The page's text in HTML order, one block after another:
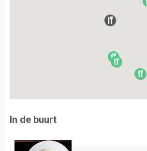
In de buurt